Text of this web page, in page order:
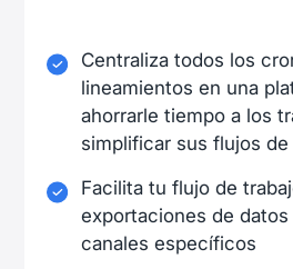
Centraliza todos los
lineamientos en una
ahorrarle tiempo a los
simplificar sus flujos de
Facilita tu flujo de
exportaciones de
canales específicos